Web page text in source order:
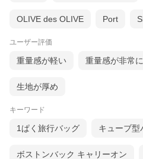
OLIVE des OLIVE Port
ユーザー評価
重量感が軽い 重量感が非常
生地が厚め
キーワード
1ぱく旅行バッグ キューブ型
ボストンバック キャリーオン